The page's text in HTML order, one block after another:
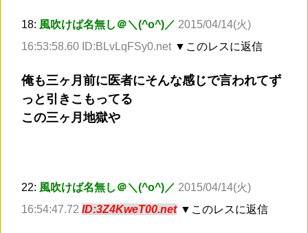
18: 風吹けば名無し＠＼(^o^)／ 2015/04/14(火)
16:53:58.60 ID:BLvLqFSy0.net ▼このレスに返信
俺も三ヶ月前に医者にそんな感じで言われてず
っと引きこもってる
この三ヶ月地獄や
22: 風吹けば名無し＠＼(^o^)／ 2015/04/14(火)
16:54:47.72 ID:3Z4KweT00.net ▼このレスに返信